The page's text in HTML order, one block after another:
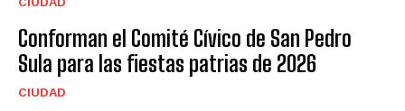
Conforman el Comité Cívico de San Pedro
Sula para las fiestas patrias de 2026
CIUDAD